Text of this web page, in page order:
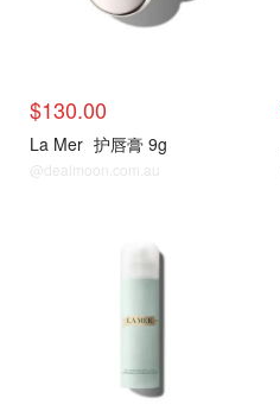
$130.00
La Mer 护唇膏 9g
@dealmoon.com.au